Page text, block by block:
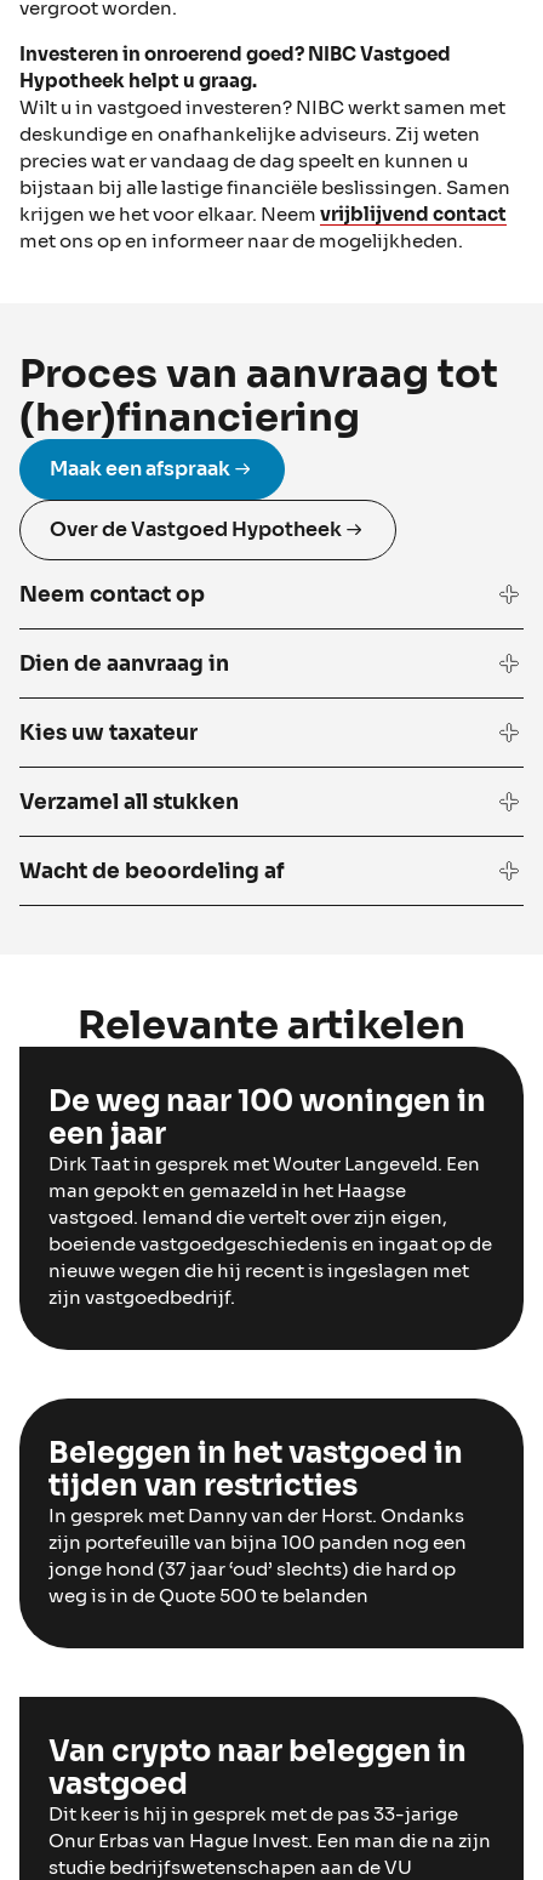
vergroot worden.
Investeren in onroerend goed? NIBC Vastgoed
Hypotheek helpt u graag.
Wilt u in vastgoed investeren? NIBC werkt samen met
deskundige en onafhankelijke adviseurs. Zij weten
precies wat er vandaag de dag speelt en kunnen u
bijstaan bij alle lastige financiële beslissingen. Samen
krijgen we het voor elkaar. Neem vrijblijvend contact
met ons op en informeer naar de mogelijkheden.
Proces van aanvraag tot
(her)financiering
Maak een afspraak
Over de Vastgoed Hypotheek
Neem contact op
Dien de aanvraag in
Kies uw taxateur
Verzamel all stukken
Wacht de beoordeling af
Relevante artikelen
De weg naar 100 woningen in
een jaar
Dirk Taat in gesprek met Wouter Langeveld. Een
man gepokt en gemazeld in het Haagse
vastgoed. Iemand die vertelt over zijn eigen,
boeiende vastgoedgeschiedenis en ingaat op de
nieuwe wegen die hij recent is ingeslagen met
zijn vastgoedbedrijf.
Beleggen in het vastgoed in
tijden van restricties
In gesprek met Danny van der Horst. Ondanks
zijn portefeuille van bijna 100 panden nog een
jonge hond (37 jaar ‘oud’ slechts) die hard op
weg is in de Quote 500 te belanden
Van crypto naar beleggen in
vastgoed
Dit keer is hij in gesprek met de pas 33-jarige
Onur Erbas van Hague Invest. Een man die na zijn
studie bedrijfswetenschapen aan de VU